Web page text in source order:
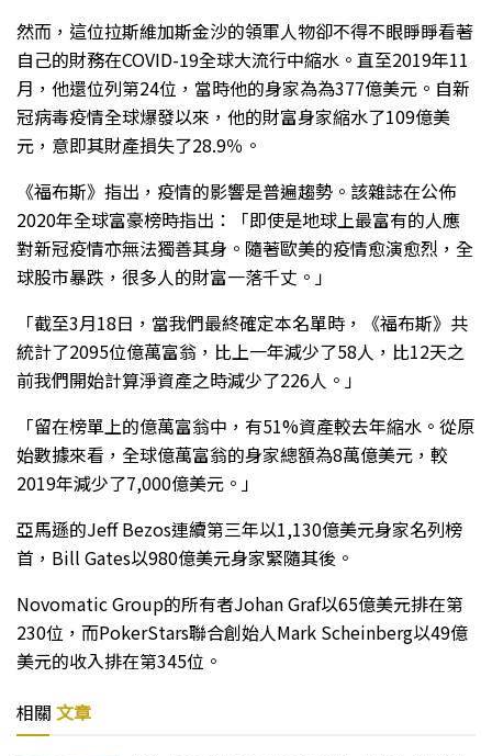
然而，這位拉斯維加斯金沙的領軍人物卻不得不眼睜睜看著
自己的財務在COVID-19全球大流行中縮水。直至2019年11
月，他還位列第24位，當時他的身家為為377億美元。自新
冠病毒疫情全球爆發以來，他的財富身家縮水了109億美
元，意即其財產損失了28.9％。
《福布斯》指出，疫情的影響是普遍趨勢。該雜誌在公佈
2020年全球富豪榜時指出：「即使是地球上最富有的人應
對新冠疫情亦無法獨善其身。隨著歐美的疫情愈演愈烈，全
球股市暴跌，很多人的財富一落千丈。」
「截至3月18日，當我們最終確定本名單時，《福布斯》共
統計了2095位億萬富翁，比上一年減少了58人，比12天之
前我們開始計算淨資產之時減少了226人。」
「留在榜單上的億萬富翁中，有51%資產較去年縮水。從原
始數據來看，全球億萬富翁的身家總額為8萬億美元，較
2019年減少了7,000億美元。」
亞馬遜的Jeff Bezos連續第三年以1,130億美元身家名列榜
首，Bill Gates以980億美元身家緊隨其後。
Novomatic Group的所有者Johan Graf以65億美元排在第
230位，而PokerStars聯合創始人Mark Scheinberg以49億
美元的收入排在第345位。
相關 文章